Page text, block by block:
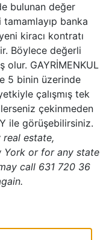
bulunan değer
tamamlayıp banka
kiracı kontratı
Böylece değerli
olur. GAYRİMENKUL
5 binin üzerinde
çalışmış tek
çekinmeden
ile görüşebilirsiniz.
estate,
York or for any state
call 631 720 36